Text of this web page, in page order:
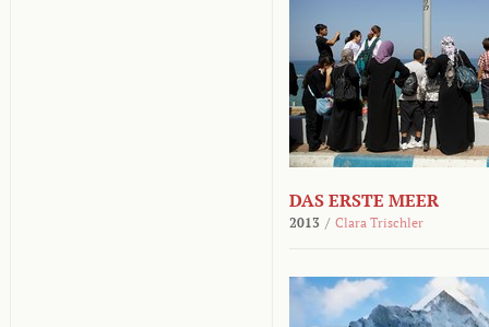
DAS ERSTE MEER
2013 / Clara Trischler